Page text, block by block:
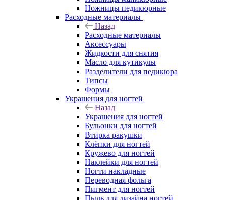
Ножницы педикюрные
Расходные материалы
Назад
Расходные материалы
Аксессуары
Жидкости для снятия
Масло для кутикулы
Разделители для педикюра
Типсы
Формы
Украшения для ногтей
Назад
Украшения для ногтей
Бульонки для ногтей
Втирка ракушки
Клёпки для ногтей
Кружево для ногтей
Наклейки для ногтей
Ногти накладные
Переводная фольга
Пигмент для ногтей
Пыль для дизайна ногтей